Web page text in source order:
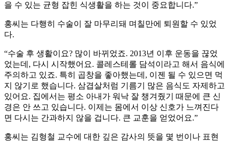
을 수 있는 균형 잡힌 식생활을 하는 것이 중요합니다.”
홍씨는 다행히 수술이 잘 마무리돼 며칠만에 퇴원할 수 있었
다.
“수술 후 생활이요? 많이 바뀌었죠. 2013년 이후 운동을 끊었
었는데, 다시 시작했어요. 콜레스테롤 담석이라고 해서 음식에
주의하고 있죠. 특히 곱창을 좋아했는데, 이젠 될 수 있으면 먹
지 않기로 했습니다. 삼겹살처럼 기름기 많은 음식도 자제하고
있어요. 집에서는 평소 아내가 워낙 잘 챙겨줬기 때문에 큰 신
경은 안 쓰고 있습니다. 이제는 몸에서 이상 신호가 느껴진다
면 다시는 간과하지 않을 겁니다. 큰 교훈을 얻었어요.”
홍씨는 김형철 교수에 대한 깊은 감사의 뜻을 몇 번이나 표현